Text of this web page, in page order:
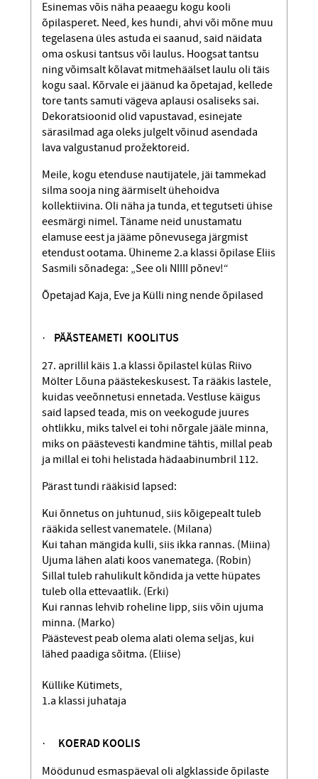
Esinemas võis näha peaaegu kogu kooli
õpilasperet. Need, kes hundi, ahvi või mõne muu
tegelasena üles astuda ei saanud, said näidata
oma oskusi tantsus või laulus. Hoogsat tantsu
ning võimsalt kõlavat mitmehäälset laulu oli täis
kogu saal. Kõrvale ei jäänud ka õpetajad, kellede
tore tants samuti vägeva aplausi osaliseks sai.
Dekoratsioonid olid vapustavad, esinejate
särasilmad aga oleks julgelt võinud asendada
lava valgustanud prožektoreid.
Meile, kogu etenduse nautijatele, jäi tammekad
silma sooja ning äärmiselt ühehoidva
kollektiivina. Oli näha ja tunda, et tegutseti ühise
eesmärgi nimel. Täname neid unustamatu
elamuse eest ja jääme põnevusega järgmist
etendust ootama. Ühineme 2.a klassi õpilase Eliis
Sasmili sõnadega: „See oli NIIII põnev!“
Õpetajad Kaja, Eve ja Külli ning nende õpilased
· PÄÄSTEAMETI KOOLITUS
27. aprillil käis 1.a klassi õpilastel külas Riivo
Mölter Lõuna päästekeskusest. Ta rääkis lastele,
kuidas veeõnnetusi ennetada. Vestluse käigus
said lapsed teada, mis on veekogude juures
ohtlikku, miks talvel ei tohi nõrgale jääle minna,
miks on päästevesti kandmine tähtis, millal peab
ja millal ei tohi helistada hädaabinumbril 112.
Pärast tundi rääkisid lapsed:
Kui õnnetus on juhtunud, siis kõigepealt tuleb
rääkida sellest vanematele. (Milana)
Kui tahan mängida kulli, siis ikka rannas. (Miina)
Ujuma lähen alati koos vanematega. (Robin)
Sillal tuleb rahulikult kõndida ja vette hüpates
tuleb olla ettevaatlik. (Erki)
Kui rannas lehvib roheline lipp, siis võin ujuma
minna. (Marko)
Päästevest peab olema alati olema seljas, kui
lähed paadiga sõitma. (Eliise)
Küllike Kütimets,
1.a klassi juhataja
· KOERAD KOOLIS
Möödunud esmaspäeval oli algklasside õpilaste